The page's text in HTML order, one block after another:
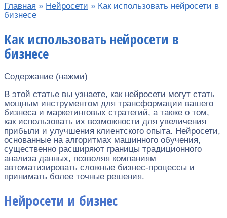
Главная » Нейросети » Как использовать нейросети в
бизнесе
Как использовать нейросети в
бизнесе
Содержание (нажми)
В этой статье вы узнаете, как нейросети могут стать
мощным инструментом для трансформации вашего
бизнеса и маркетинговых стратегий, а также о том,
как использовать их возможности для увеличения
прибыли и улучшения клиентского опыта. Нейросети,
основанные на алгоритмах машинного обучения,
существенно расширяют границы традиционного
анализа данных, позволяя компаниям
автоматизировать сложные бизнес-процессы и
принимать более точные решения.
Нейросети и бизнес